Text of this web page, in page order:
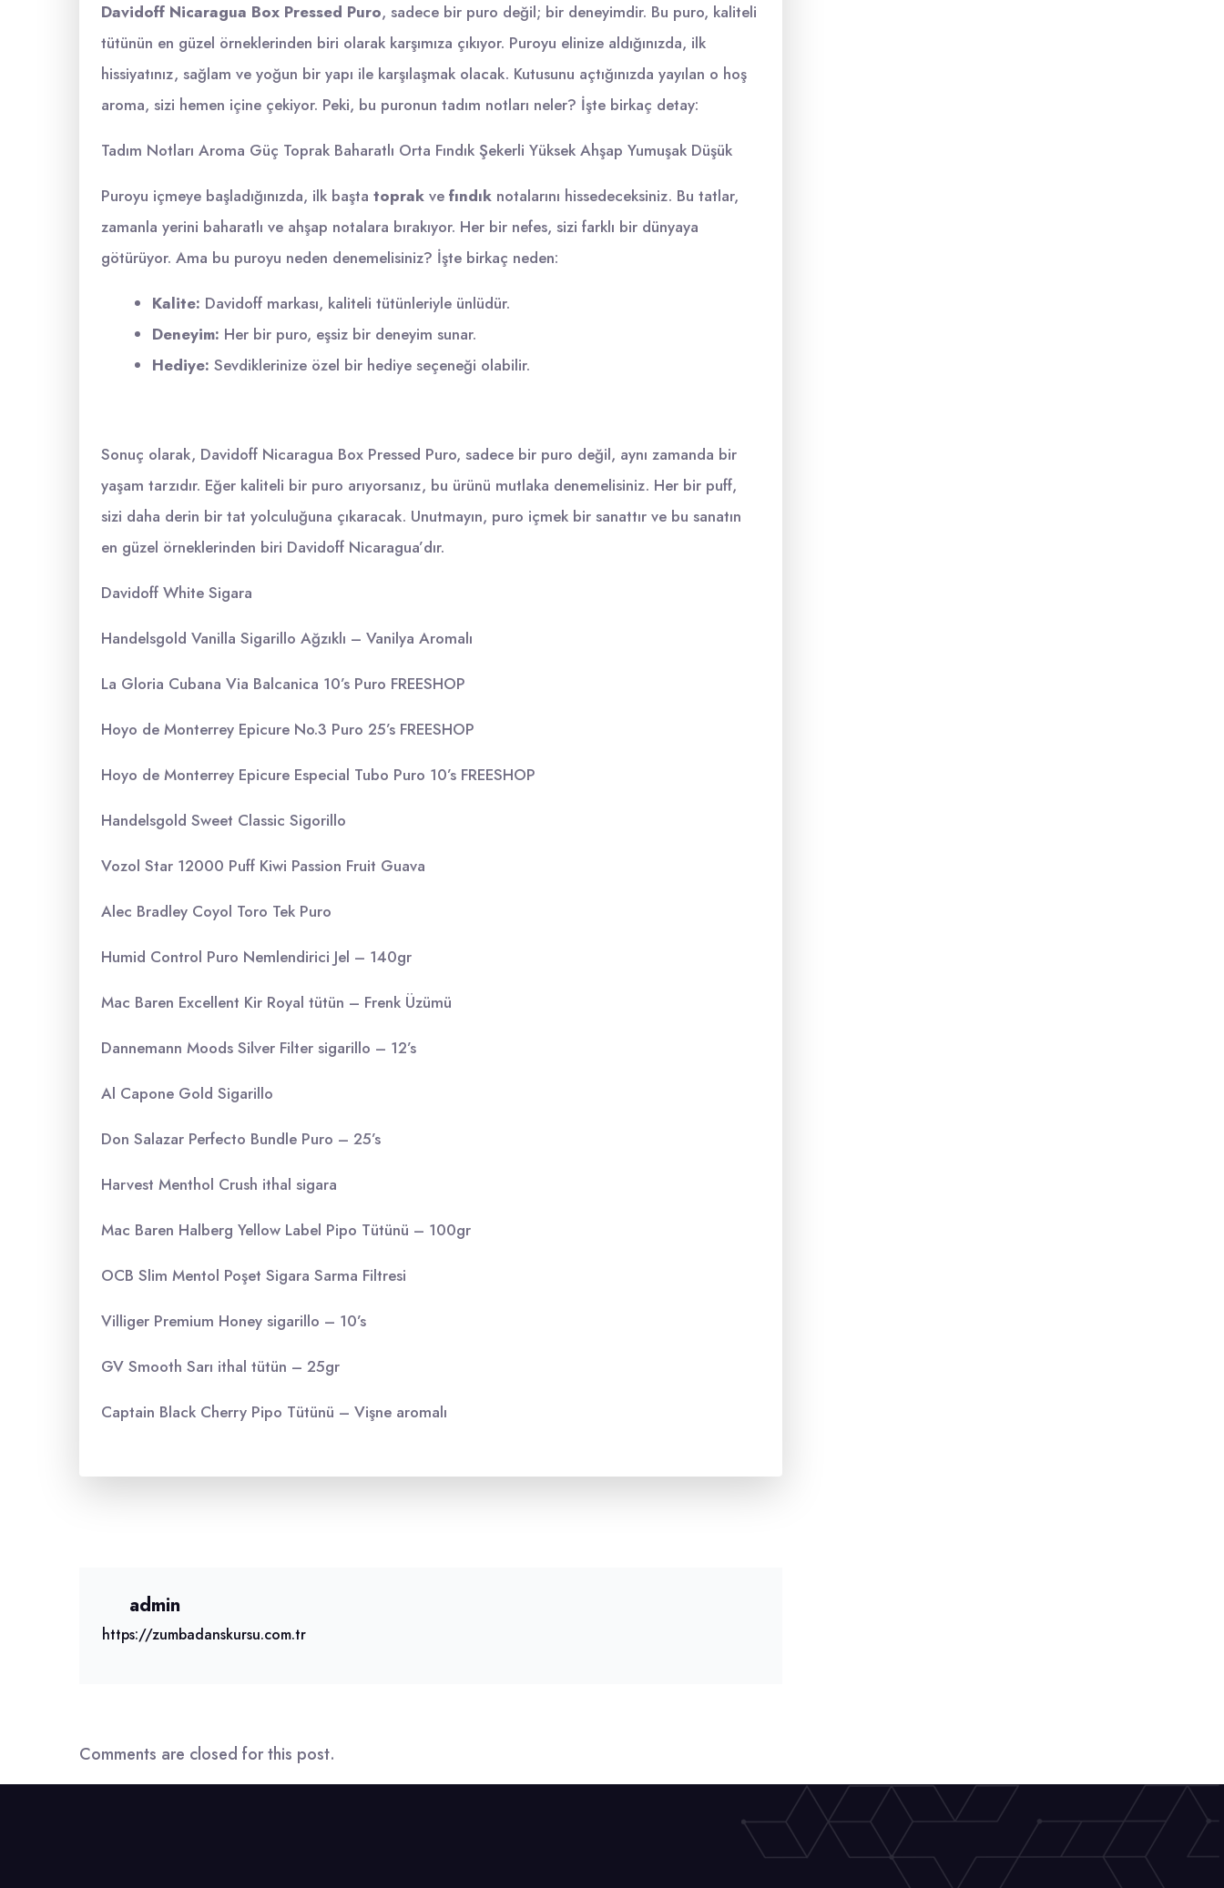
Davidoff Nicaragua Box Pressed Puro, sadece bir puro değil; bir deneyimdir. Bu puro, kaliteli
tütünün en güzel örneklerinden biri olarak karşımıza çıkıyor. Puroyu elinize aldığınızda, ilk
hissiyatınız, sağlam ve yoğun bir yapı ile karşılaşmak olacak. Kutusunu açtığınızda yayılan o hoş
aroma, sizi hemen içine çekiyor. Peki, bu puronun tadım notları neler? İşte birkaç detay:
Tadım Notları Aroma Güç Toprak Baharatlı Orta Fındık Şekerli Yüksek Ahşap Yumuşak Düşük
Puroyu içmeye başladığınızda, ilk başta toprak ve fındık notalarını hissedeceksiniz. Bu tatlar,
zamanla yerini baharatlı ve ahşap notalara bırakıyor. Her bir nefes, sizi farklı bir dünyaya
götürüyor. Ama bu puroyu neden denemelisiniz? İşte birkaç neden:
Kalite: Davidoff markası, kaliteli tütünleriyle ünlüdür.
Deneyim: Her bir puro, eşsiz bir deneyim sunar.
Hediye: Sevdiklerinize özel bir hediye seçeneği olabilir.
Sonuç olarak, Davidoff Nicaragua Box Pressed Puro, sadece bir puro değil, aynı zamanda bir
yaşam tarzıdır. Eğer kaliteli bir puro arıyorsanız, bu ürünü mutlaka denemelisiniz. Her bir puff,
sizi daha derin bir tat yolculuğuna çıkaracak. Unutmayın, puro içmek bir sanattır ve bu sanatın
en güzel örneklerinden biri Davidoff Nicaragua’dır.
Davidoff White Sigara
Handelsgold Vanilla Sigarillo Ağzıklı – Vanilya Aromalı
La Gloria Cubana Via Balcanica 10’s Puro FREESHOP
Hoyo de Monterrey Epicure No.3 Puro 25’s FREESHOP
Hoyo de Monterrey Epicure Especial Tubo Puro 10’s FREESHOP
Handelsgold Sweet Classic Sigorillo
Vozol Star 12000 Puff Kiwi Passion Fruit Guava
Alec Bradley Coyol Toro Tek Puro
Humid Control Puro Nemlendirici Jel – 140gr
Mac Baren Excellent Kir Royal tütün – Frenk Üzümü
Dannemann Moods Silver Filter sigarillo – 12’s
Al Capone Gold Sigarillo
Don Salazar Perfecto Bundle Puro – 25’s
Harvest Menthol Crush ithal sigara
Mac Baren Halberg Yellow Label Pipo Tütünü – 100gr
OCB Slim Mentol Poşet Sigara Sarma Filtresi
Villiger Premium Honey sigarillo – 10’s
GV Smooth Sarı ithal tütün – 25gr
Captain Black Cherry Pipo Tütünü – Vişne aromalı
admin
https://zumbadanskursu.com.tr
Comments are closed for this post.